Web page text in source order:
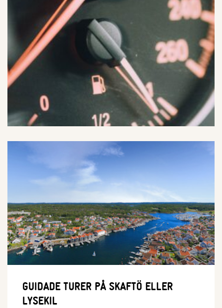
I PRISER INGÅR MEDALJ TILL VINNANDE & ALLT
MATERIAL, DOMARE/SPEAKER OCH MINERALVATTEN
UNDER BYGGET.
GUIDADE TURER PÅ SKAFTÖ ELLER
LYSEKIL